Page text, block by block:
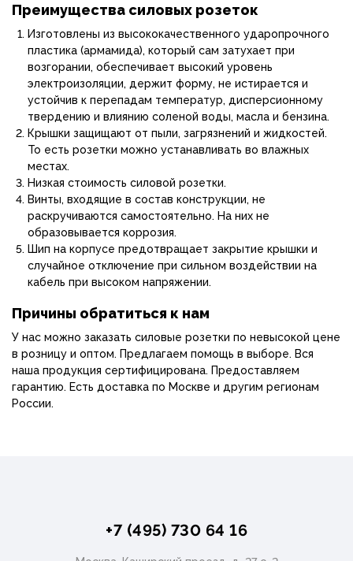
Преимущества силовых розеток
Изготовлены из высококачественного ударопрочного
пластика (армамида), который сам затухает при
возгорании, обеспечивает высокий уровень
электроизоляции, держит форму, не истирается и
устойчив к перепадам температур, дисперсионному
твердению и влиянию соленой воды, масла и бензина.
Крышки защищают от пыли, загрязнений и жидкостей.
То есть розетки можно устанавливать во влажных
местах.
Низкая стоимость силовой розетки.
Винты, входящие в состав конструкции, не
раскручиваются самостоятельно. На них не
образовывается коррозия.
Шип на корпусе предотвращает закрытие крышки и
случайное отключение при сильном воздействии на
кабель при высоком напряжении.
Причины обратиться к нам
У нас можно заказать силовые розетки по невысокой цене
в розницу и оптом. Предлагаем помощь в выборе. Вся
наша продукция сертифицирована. Предоставляем
гарантию. Есть доставка по Москве и другим регионам
России.
+7 (495) 730 64 16